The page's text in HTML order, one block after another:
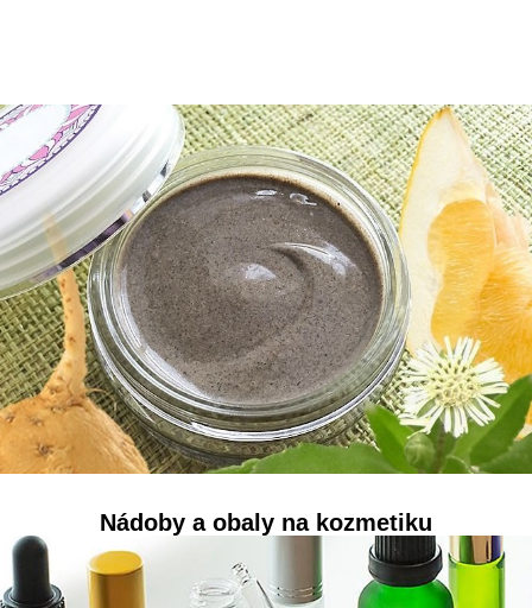
Nádoby a obaly na kozmetiku